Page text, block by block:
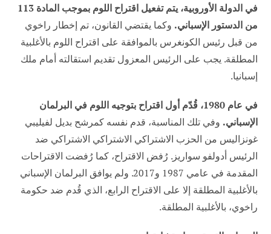
في الدولة الأوروبية، يتم تفعيل اقتراح اللوم بموجب المادة 113
من الدستور الإسباني. وكما يقتضي القانون، تم إخطار راخوي
من قبل رئيس الكونغرس بالموافقة على اقتراح اللوم بالأغلبية
المطلقة. يجب على الرئيس المعزول تقديم استقالته أمام ملك
إسبانيا.
في عام 1980، قُدّم أول اقتراح بتوجيه اللوم في البرلمان
الإسباني. وفي تلك المناسبة، قدم نفسه كمرشح بديل لفيليبي
غونزاليس من الحزب الاشتراكي الاشتراكي الاشتراكي ضد
الرئيس أدولفو سواريز. رُفض الاقتراح، كما رُفضت الاقتراحات
المقدمة في عامي 1987 و2017. ولم يوافق البرلمان الإسباني
بالأغلبية المطلقة إلا على الاقتراح الرابع، الذي قُدم ضد حكومة
راخوي، بالأغلبية المطلقة.